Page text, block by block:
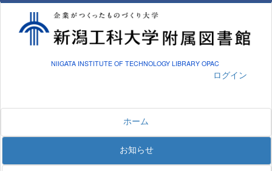
NIIGATA INSTITUTE OF TECHNOLOGY LIBRARY OPAC
ログイン
ホーム
お知らせ